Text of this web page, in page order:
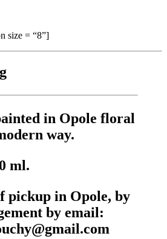
size = “8”]
in Opole floral
way.
ml.
pickup in Opole, by
by email: